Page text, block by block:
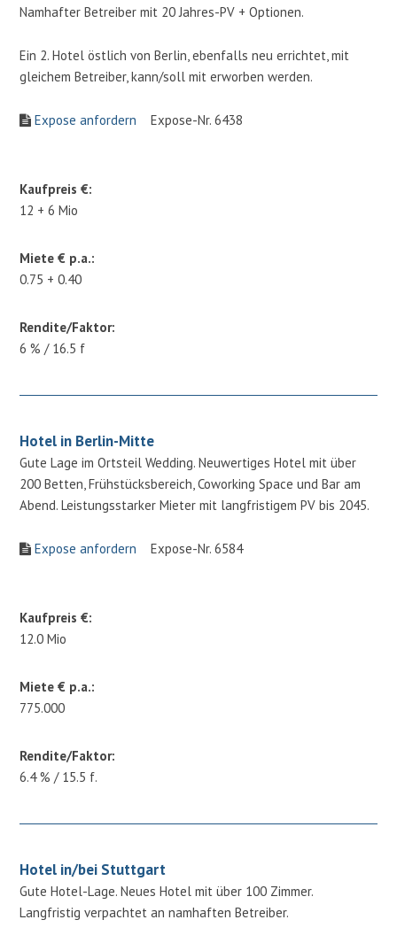
Namhafter Betreiber mit 20 Jahres-PV + Optionen.
Ein 2. Hotel östlich von Berlin, ebenfalls neu errichtet, mit
gleichem Betreiber, kann/soll mit erworben werden.
Expose anfordern Expose-Nr. 6438
Kaufpreis €:
12 + 6 Mio
Miete € p.a.:
0.75 + 0.40
Rendite/Faktor:
6 % / 16.5 f
Hotel in Berlin-Mitte
Gute Lage im Ortsteil Wedding. Neuwertiges Hotel mit über
200 Betten, Frühstücksbereich, Coworking Space und Bar am
Abend. Leistungsstarker Mieter mit langfristigem PV bis 2045.
Expose anfordern Expose-Nr. 6584
Kaufpreis €:
12.0 Mio
Miete € p.a.:
775.000
Rendite/Faktor:
6.4 % / 15.5 f.
Hotel in/bei Stuttgart
Gute Hotel-Lage. Neues Hotel mit über 100 Zimmer.
Langfristig verpachtet an namhaften Betreiber.